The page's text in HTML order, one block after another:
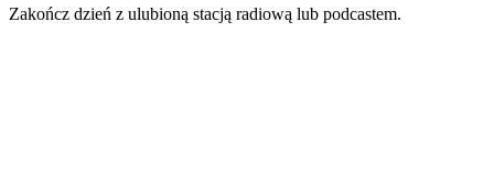
Zakończ dzień z ulubioną stacją radiową lub podcastem.